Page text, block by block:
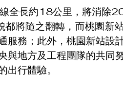
全長約18公里，將消除
將隨之翻轉，而桃園新
服務；此外，桃園新站設
與地方及工程團隊的共同
行體驗。